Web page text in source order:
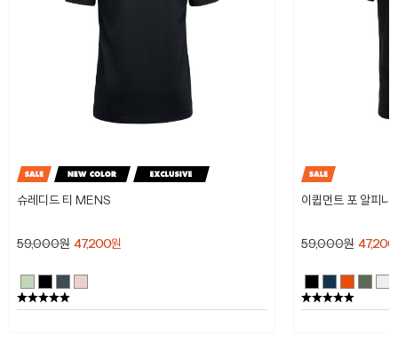
슈레디드 티 MENS
59,000원 47,200원
이큅먼트 포 알피
59,000원 47,200